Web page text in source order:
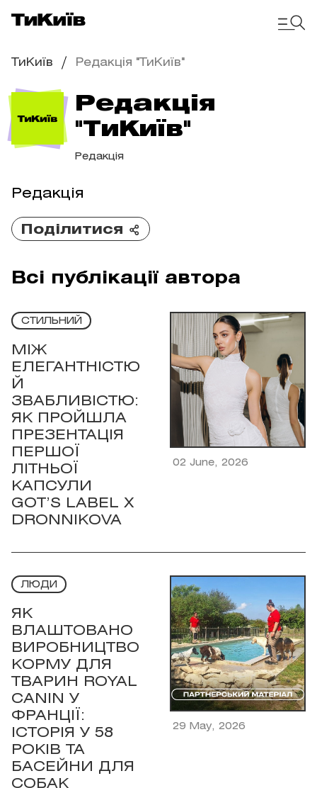
ТиКиїв Редакція "ТиКиїв"
Редакція
"ТиКиїв"
Редакція
Редакція
Поділитися
Всі публікації автора
СТИЛЬНИЙ
МІЖ
ЕЛЕГАНТНІСТЮ
Й
ЗВАБЛИВІСТЮ:
ЯК ПРОЙШЛА
ПРЕЗЕНТАЦІЯ
ПЕРШОЇ
ЛІТНЬОЇ
КАПСУЛИ
GOT’S LABEL X
DRONNIKOVA
02 June, 2026
ЛЮДИ
ЯК
ВЛАШТОВАНО
ВИРОБНИЦТВО
КОРМУ ДЛЯ
ТВАРИН ROYAL
CANIN У
ФРАНЦІЇ:
ІСТОРІЯ У 58
РОКІВ ТА
БАСЕЙНИ ДЛЯ
СОБАК
29 May, 2026